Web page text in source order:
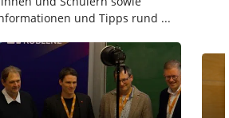
und Tipps rund ...